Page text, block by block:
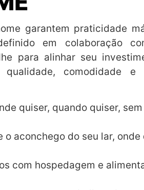
garantem praticidade
em colaboração
para alinhar seu
qualidade, comodidade e
quiser, quando quiser, sem
o aconchego do seu lar, onde
com hospedagem e